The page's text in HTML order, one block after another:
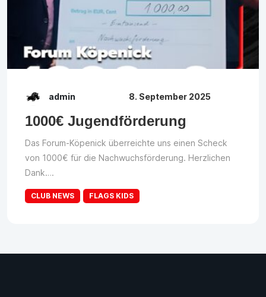
admin 8. September 2025
1000€ Jugendförderung
Das Forum-Köpenick überreichte uns einen Scheck
von 1000€ für die Nachwuchsförderung. Herzlichen
Dank….
CLUB NEWS FLAGS KIDS